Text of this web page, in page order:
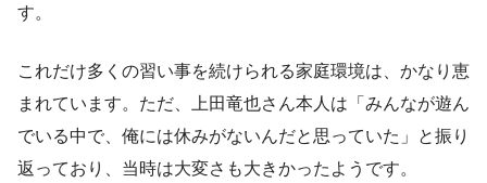
す。
これだけ多くの習い事を続けられる家庭環境は、かなり恵
まれています。ただ、上田竜也さん本人は「みんなが遊ん
でいる中で、俺には休みがないんだと思っていた」と振り
返っており、当時は大変さも大きかったようです。